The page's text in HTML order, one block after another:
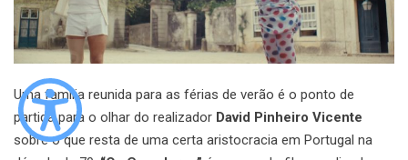
Uma família reunida para as férias de verão é o ponto de
partida para o olhar do realizador David Pinheiro Vicente
sobre o que resta de uma certa aristocracia em Portugal na